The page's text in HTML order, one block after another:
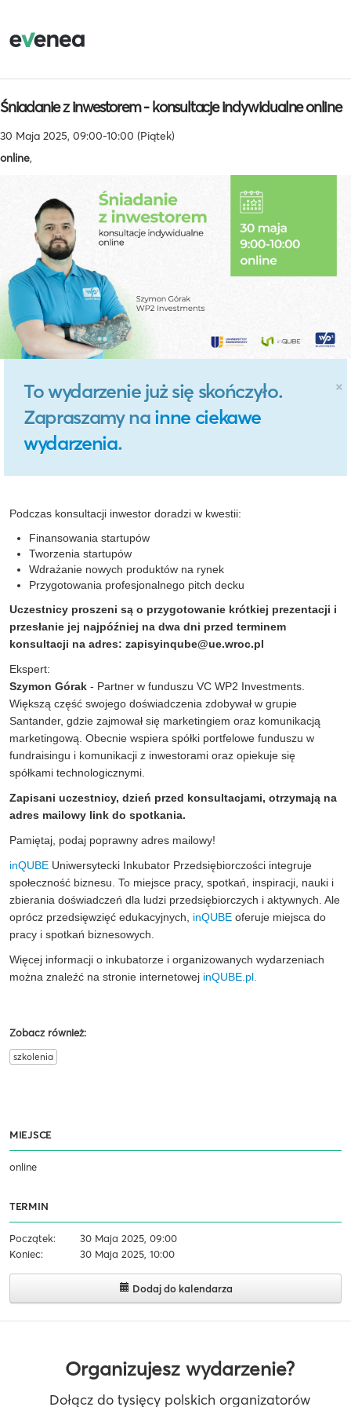
Śniadanie z inwestorem - konsultacje indywidualne online
30 Maja 2025, 09:00-10:00 (Piątek)
online,
×
To wydarzenie już się skończyło.
Zapraszamy na inne ciekawe
wydarzenia.
Podczas konsultacji inwestor doradzi w kwestii:
Finansowania startupów
Tworzenia startupów
Wdrażanie nowych produktów na rynek
Przygotowania profesjonalnego pitch decku
Uczestnicy proszeni są o przygotowanie krótkiej prezentacji i
przesłanie jej najpóźniej na dwa dni przed terminem
konsultacji na adres: zapisyinqube@ue.wroc.pl
Ekspert:
Szymon Górak - Partner w funduszu VC WP2 Investments.
Większą część swojego doświadczenia zdobywał w grupie
Santander, gdzie zajmował się marketingiem oraz komunikacją
marketingową. Obecnie wspiera spółki portfelowe funduszu w
fundraisingu i komunikacji z inwestorami oraz opiekuje się
spółkami technologicznymi.
Zapisani uczestnicy, dzień przed konsultacjami, otrzymają na
adres mailowy link do spotkania.
Pamiętaj, podaj poprawny adres mailowy!
inQUBE Uniwersytecki Inkubator Przedsiębiorczości integruje
społeczność biznesu. To miejsce pracy, spotkań, inspiracji, nauki i
zbierania doświadczeń dla ludzi przedsiębiorczych i aktywnych. Ale
oprócz przedsięwzięć edukacyjnych, inQUBE oferuje miejsca do
pracy i spotkań biznesowych.
Więcej informacji o inkubatorze i organizowanych wydarzeniach
można znaleźć na stronie internetowej inQUBE.pl.
Zobacz również:
szkolenia
MIEJSCE
online
TERMIN
Początek:
30 Maja 2025, 09:00
Koniec:
30 Maja 2025, 10:00
Dodaj do kalendarza
Organizujesz wydarzenie?
Dołącz do tysięcy polskich organizatorów